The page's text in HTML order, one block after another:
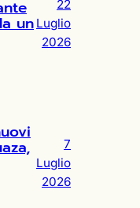
un
22
Luglio
2026
7
Luglio
2026